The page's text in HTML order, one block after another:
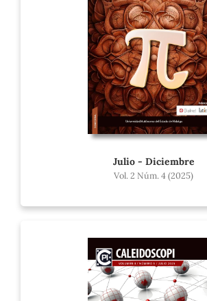
Julio - Diciembre
Vol. 2 Núm. 4 (2025)